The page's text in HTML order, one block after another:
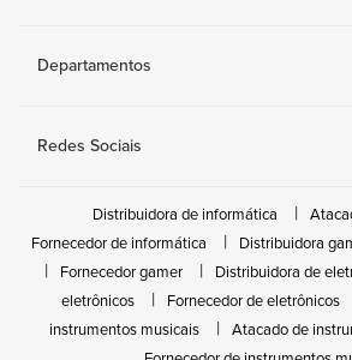
Departamentos
Redes Sociais
Distribuidora de informática
Fornecedor de informática
Distribuidora
Fornecedor gamer
Distribuidora de
eletrônicos
Fornecedor de eletrônicos
instrumentos musicais
Atacado de